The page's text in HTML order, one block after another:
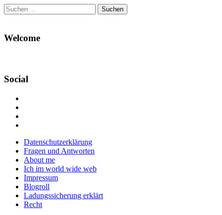
Suchen
nach:
Welcome
Social
Facebook
anzeigen
Twitter
anzeigen
auf
Instagram
anzeigen
Main
menu
Skip
content
Datenschutzerklärung
Fragen und Antworten
About me
Ich im world wide web
Impressum
Blogroll
Ladungssicherung erklärt
Recht